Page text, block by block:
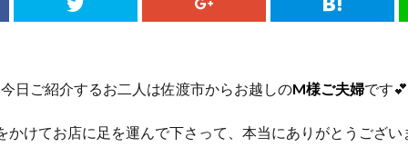
今日ご紹介するお二人は佐渡市からお越しのM様ご夫婦です💕
かけてお店に足を運んで下さって、本当にありがとうござい